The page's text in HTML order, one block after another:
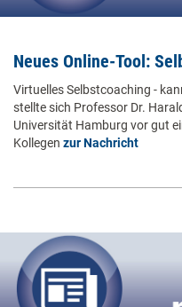
Neues Online-Tool:
Virtuelles Selbstcoaching -
stellte sich Professor Dr.
Universität Hamburg vor gut
Kollegen zur Nachricht